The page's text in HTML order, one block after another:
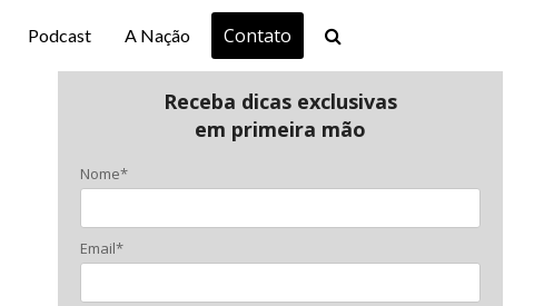
Podcast A Nação Contato
Receba dicas exclusivas
em primeira mão
Nome*
Email*